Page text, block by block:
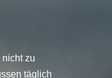
zu
täglich